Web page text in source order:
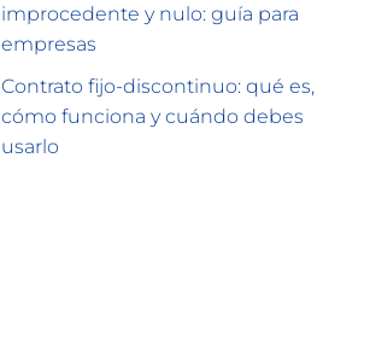
improcedente y nulo: guía para
empresas
Contrato fijo-discontinuo: qué es,
cómo funciona y cuándo debes
usarlo